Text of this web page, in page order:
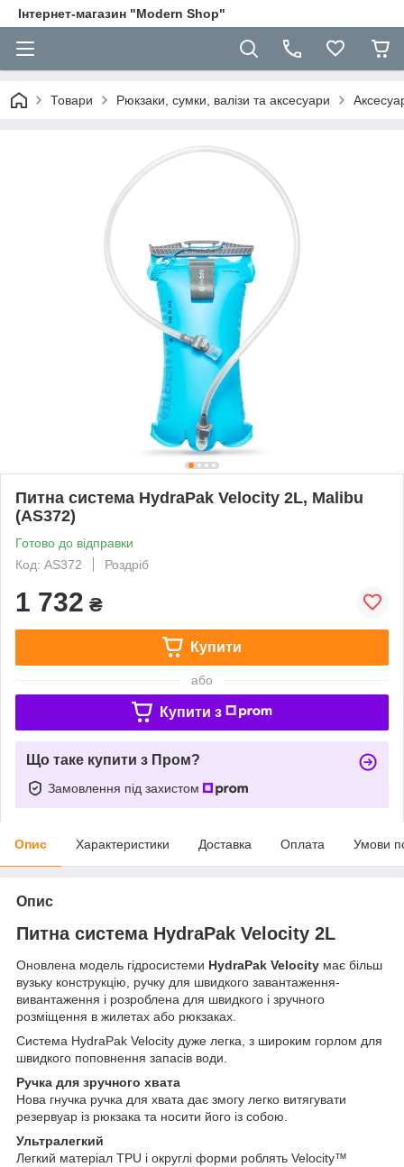
Інтернет-магазин "Modern Shop"
Товари Рюкзаки, сумки, валізи та аксесуари
Питна система HydraPak Velocity 2L, Malibu
(AS372)
Готово до відправки
Код: AS372
Роздріб
1 732 ₴
Купити
або
Купити з
Що таке купити з Пром?
Замовлення під захистом
Опис Характеристики Доставка Оплата Умови
Опис
Питна система HydraPak Velocity 2L
Оновлена модель гідросистеми HydraPak Velocity має більш
вузьку конструкцію, ручку для швидкого завантаження-
вивантаження і розроблена для швидкого і зручного
розміщення в жилетах або рюкзаках.
Система HydraPak Velocity дуже легка, з широким горлом для
швидкого поповнення запасів води.
Ручка для зручного хвата
Нова гнучка ручка для хвата дає змогу легко витягувати
резервуар із рюкзака та носити його із собою.
Ультралегкий
Легкий матеріал TPU і округлі форми роблять Velocity™